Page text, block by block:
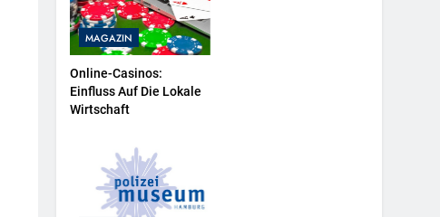
MAGAZIN
Online-Casinos:
Einfluss Auf Die Lokale
Wirtschaft